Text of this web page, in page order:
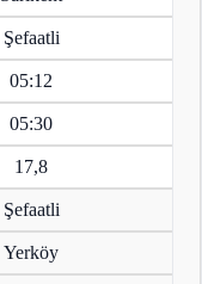
Şefaatli
05:12
05:30
17,8
Şefaatli
Yerköy